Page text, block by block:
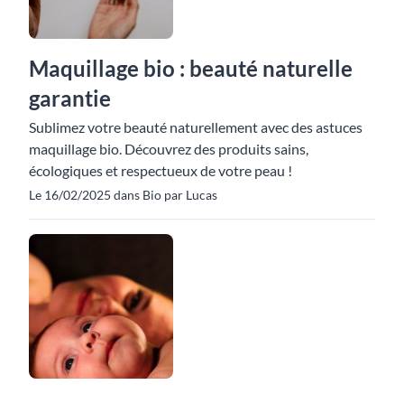
Maquillage bio : beauté naturelle
garantie
Sublimez votre beauté naturellement avec des astuces
maquillage bio. Découvrez des produits sains,
écologiques et respectueux de votre peau !
Le 16/02/2025 dans Bio par Lucas